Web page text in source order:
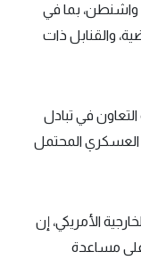
واشنطن، بما في
والقنابل ذات
في تبادل
العسكري المحتمل
الأمريكي، إن
على مساعدة